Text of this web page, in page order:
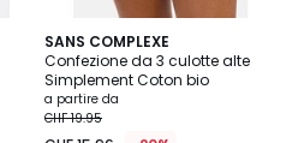
SANS COMPLEXE
Confezione da 3 culotte alte
Simplement Coton bio
a partire da
CHF 19.95
4
/
5
4
Colori